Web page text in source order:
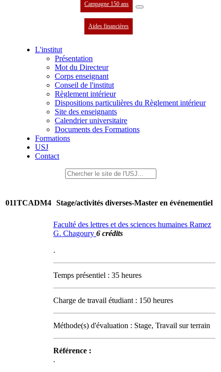
Campagne 150 ans
Aides financières
L'institut
Présentation
Mot du Directeur
Corps enseignant
Conseil de l'institut
Règlement intérieur
Dispositions particulières du Règlement intérieur
Site des enseignants
Calendrier universitaire
Documents des Formations
Formations
USJ
Contact
011TCADM4 Stage/activités diverses-Master en événementiel
Faculté des lettres et des sciences humaines Ramez
G. Chagoury 6 crédits
.
Temps présentiel : 35 heures
Charge de travail étudiant : 150 heures
Méthode(s) d'évaluation : Stage, Travail sur terrain
Référence :
.